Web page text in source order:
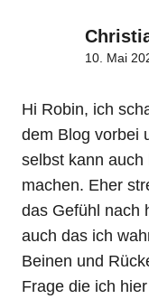
10. Mai
Hi Robin, ich
dem Blog vorbei
selbst kann
machen. Eher
das Gefühl nach
auch das ich
Beinen und
Frage die ich